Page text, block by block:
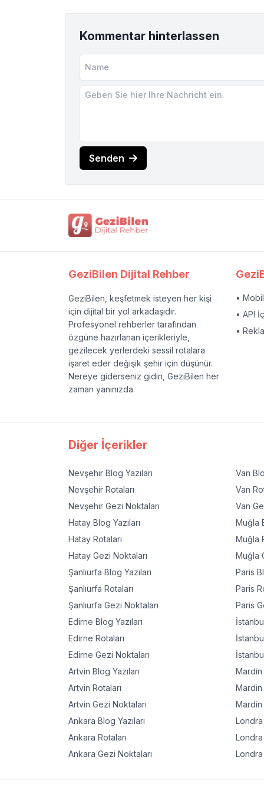
Kommentar hinterlassen
Senden
GeziBilen Dijital Rehber
GeziBilen, keşfetmek isteyen her kişi
için dijital bir yol arkadaşıdır.
Profesyonel rehberler tarafından
özgüne hazırlanan içerikleriyle,
gezilecek yerlerdeki sessil rotalara
işaret eder değişik şehir için düşünür.
Nereye giderseniz gidin, GeziBilen her
zaman yanınızda.
•
• API
•
Diğer İçerikler
Nevşehir Blog Yazıları
Nevşehir Rotaları
Nevşehir Gezi Noktaları
Hatay Blog Yazıları
Hatay Rotaları
Hatay Gezi Noktaları
Şanlıurfa Blog Yazıları
Şanlıurfa Rotaları
Şanlıurfa Gezi Noktaları
Edirne Blog Yazıları
Edirne Rotaları
Edirne Gezi Noktaları
Artvin Blog Yazıları
Artvin Rotaları
Artvin Gezi Noktaları
Ankara Blog Yazıları
Ankara Rotaları
Ankara Gezi Noktaları
Van
Van
Van
Muğla
Muğla
Muğla
Paris
Paris
Paris
Mardin
Mardin
Mardin
Londra
Londra
Londra